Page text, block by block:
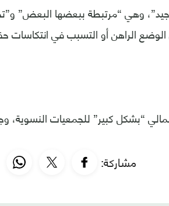
جيد”، وهي “مرتبطة ببعضها البعض”
الوضع الراهن أو التسبب في انتكاسات
“بشكل كبير” للجمعيات
مشاركة: